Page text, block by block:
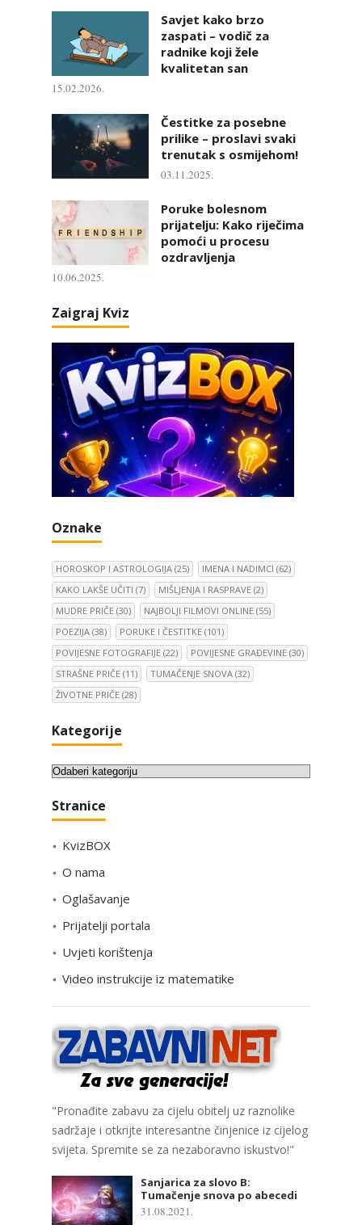
Savjet kako brzo
zaspati – vodič za
radnike koji žele
kvalitetan san
15.02.2026.
Čestitke za posebne
prilike – proslavi svaki
trenutak s osmijehom!
03.11.2025.
Poruke bolesnom
prijatelju: Kako riječima
pomoći u procesu
ozdravljenja
10.06.2025.
Zaigraj Kviz
Oznake
HOROSKOP I ASTROLOGIJA (25) IMENA I NADIMCI (62)
KAKO LAKŠE UČITI (7) MIŠLJENJA I RASPRAVE (2)
MUDRE PRIČE (30) NAJBOLJI FILMOVI ONLINE (55)
POEZIJA (38) PORUKE I ČESTITKE (101)
POVIJESNE FOTOGRAFIJE (22) POVIJESNE GRAĐEVINE (30)
STRAŠNE PRIČE (11) TUMAČENJE SNOVA (32)
ŽIVOTNE PRIČE (28)
Kategorije
K
t
g
i
j
Stranice
KvizBOX
O nama
Oglašavanje
Prijatelji portala
Uvjeti korištenja
Video instrukcije iz matematike
"Pronađite zabavu za cijelu obitelj uz raznolike
sadržaje i otkrijte interesantne činjenice iz cijelog
svijeta. Spremite se za nezaboravno iskustvo!"
Sanjarica za slovo B:
Tumačenje snova po abecedi
31.08.2021.